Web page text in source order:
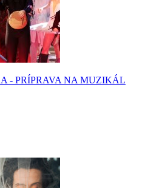
- PRÍPRAVA NA MUZIKÁL